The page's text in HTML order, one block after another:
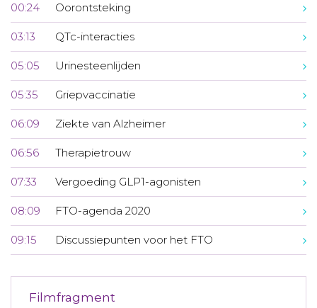
00:24 Oorontsteking
03:13 QTc-interacties
05:05 Urinesteenlijden
05:35 Griepvaccinatie
06:09 Ziekte van Alzheimer
06:56 Therapietrouw
07:33 Vergoeding GLP1-agonisten
08:09 FTO-agenda 2020
09:15 Discussiepunten voor het FTO
Filmfragment